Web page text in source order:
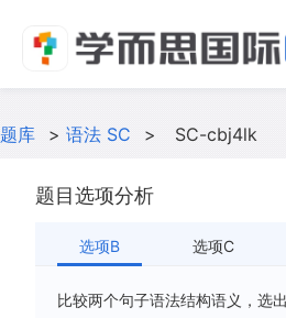
题库 > 语法 SC > SC-cbj4lk
题目选项分析
选项B 选项C
比较两个句子语法结构语义，选